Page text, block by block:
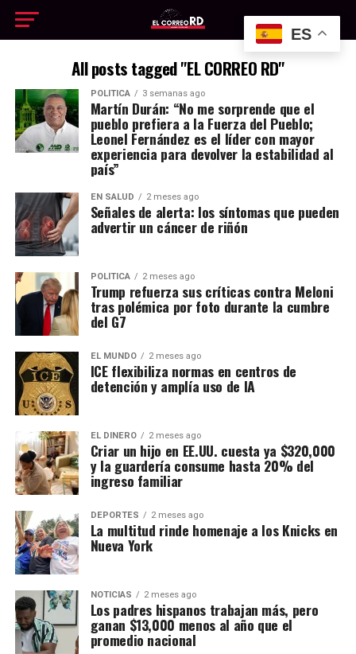
All posts tagged "EL CORREO RD"
POLÍTICA 3 semanas ago
Martín Durán: “No me sorprende que el
pueblo prefiera a la Fuerza del Pueblo;
Leonel Fernández es el líder con mayor
experiencia para devolver la estabilidad al
país”
EN SALUD 2 meses ago
Señales de alerta: los síntomas que pueden
advertir un cáncer de riñón
POLÍTICA 2 meses ago
Trump refuerza sus críticas contra Meloni
tras polémica por foto durante la cumbre
del G7
EL MUNDO 2 meses ago
ICE flexibiliza normas en centros de
detención y amplía uso de IA
EL DINERO 2 meses ago
Criar un hijo en EE.UU. cuesta ya $320,000
y la guardería consume hasta 20% del
ingreso familiar
DEPORTES 2 meses ago
La multitud rinde homenaje a los Knicks en
Nueva York
NOTICIAS 2 meses ago
Los padres hispanos trabajan más, pero
ganan $13,000 menos al año que el
promedio nacional
ES